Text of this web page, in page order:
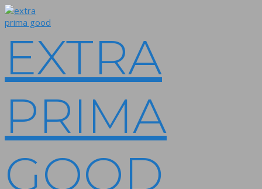
Skip
to
EXTRA
PRIMA
GOOD